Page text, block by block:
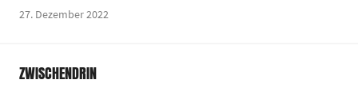
27. Dezember 2022
ZWISCHENDRIN